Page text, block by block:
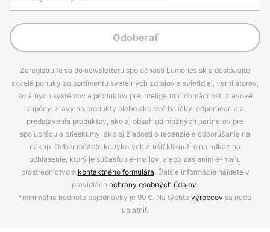
Odoberať
Zaregistrujte sa do newsletteru spoločnosti Lumories.sk a dostávajte
skvelé ponuky zo sortimentu svetelných zdrojov a svietidiel, ventilátorov,
solárnych systémov a produktov pre inteligentnú domácnosť, zľavové
kupóny, zľavy na produkty alebo akciové balíčky, odporúčania a
predstavenia produktov, ako aj obsah od možných partnerov pre
spoluprácu a prieskumy, ako aj žiadosti o recenzie a odporúčania na
nákup. Odber môžete kedykoľvek zrušiť kliknutím na odkaz na
odhlásenie, ktorý je súčasťou e-mailov, alebo zaslaním e-mailu
prostredníctvom kontaktného formulára. Ďalšie informácie nájdete v
pravidlách ochrany osobných údajov.
*minimálna hodnota objednávky je 99 €. Na týchtovýrobcov sa nedá
uplatniť.